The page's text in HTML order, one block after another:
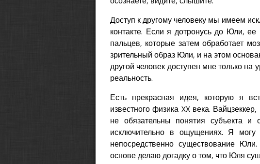
Доступ к другому человеку мы имеем
контакте. Если я дотронусь до Юли,
пальцев, которые затем обработает
зрительный образ Юли, и на этом
другой человек доступен мне только
реальность.
Есть прекрасная идея, которую я
известного физика XX века.
не обязательны понятия субъекта и
исключительно в ощущениях. Я
непосредственно существование
основе делаю догадку о том, что Юля